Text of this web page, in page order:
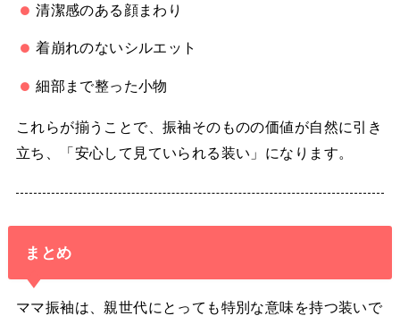
清潔感のある顔まわり
着崩れのないシルエット
細部まで整った小物
これらが揃うことで、振袖そのものの価値が自然に引き
立ち、「安心して見ていられる装い」になります。
まとめ
ママ振袖は、親世代にとっても特別な意味を持つ装いで